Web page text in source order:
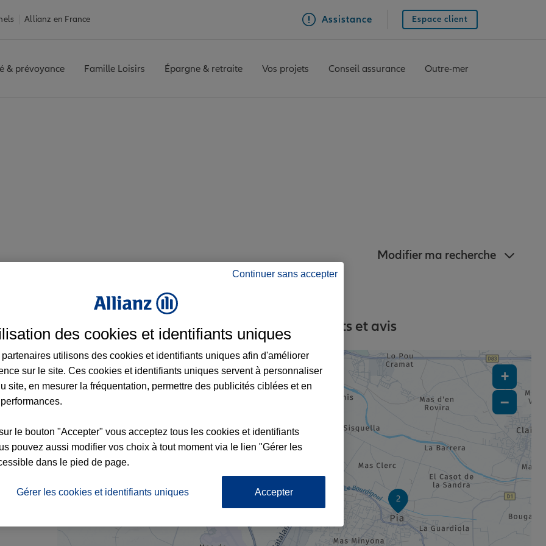
Allianz en France Assistance Espace client
& prévoyance Famille Loisirs Épargne & retraite Vos projets Conseil assurance Outre-mer
Modifier ma recherche
à Rivesaltes et aux alentours : adresses, contacts et avis
1
2
+
−
Continuer sans accepter
des cookies et identifiants uniques
partenaires utilisons des cookies et identifiants uniques afin d'améliorer
sur le site. Ces cookies et identifiants uniques servent à personnaliser
site, en mesurer la fréquentation, permettre des publicités ciblées et en
le bouton "Accepter" vous acceptez tous les cookies et identifiants
pouvez aussi modifier vos choix à tout moment via le lien "Gérer les
dans le pied de page.
Gérer les cookies et identifiants uniques Accepter